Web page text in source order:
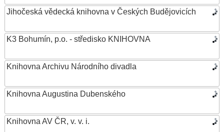
Jihočeská vědecká knihovna v Českých Budějovicích
K3 Bohumín, p.o. - středisko KNIHOVNA
Knihovna Archivu Národního divadla
Knihovna Augustina Dubenského
Knihovna AV ČR, v. v. i.